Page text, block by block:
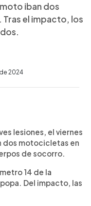
iban dos
Tras el impacto, los
2024
lesiones, el viernes
dos motocicletas en
de socorro.
14 de la
Del impacto, las